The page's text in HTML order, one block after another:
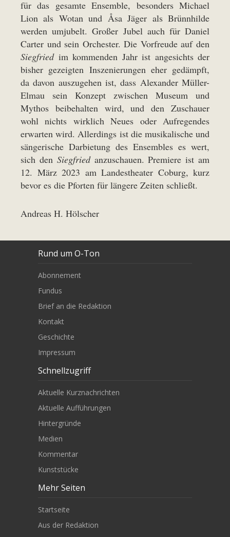
für das gesamte Ensemble, besonders Michael
Lion als Wotan und Åsa Jäger als Brünnhilde
werden umjubelt. Großer Jubel auch für Daniel
Carter und sein Orchester. Die Vorfreude auf den
Siegfriedim kommenden Jahr ist angesichts der
bisher gezeigten Inszenierungen eher gedämpft,
da davon auszugehen ist, dass Alexander Müller-
Elmau sein Konzept zwischen Museum und
Mythos beibehalten wird, und den Zuschauer
wohl nichts wirklich Neues oder Aufregendes
erwarten wird. Allerdings ist die musikalische und
sängerische Darbietung des Ensembles es wert,
sich den Siegfried anzuschauen. Premiere ist am
12. März 2023 am Landestheater Coburg, kurz
bevor es die Pforten für längere Zeiten schließt.
Andreas H. Hölscher
Rund um O-Ton
Abonnement
Fundus
Brief an die Redaktion
Kontakt
Geschichte
Impressum
Schnellzugriff
Aktuelle Kurznachrichten
Aktuelle Aufführungen
Hintergründe
Medien
Kommentar
Kunststücke
Mehr Seiten
Startseite
Aus der Redaktion